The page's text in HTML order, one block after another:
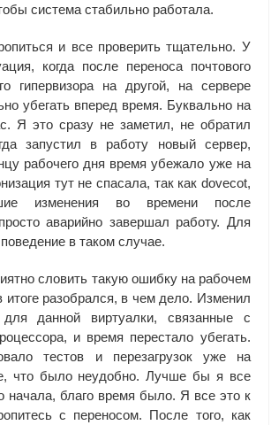
система стабильно работала.
и все проверить тщательно. У
когда после переноса почтового
гипервизора на другой, на сервере
убегать вперед время. Буквально на
Я это сразу не заметил, не обратил
запустил в работу новый сервер,
рабочего дня время убежало уже на
тут не спасала, так как dovecot,
изменения во времени после
аварийно завершал работу. Для
в таком случае.
словить такую ошибку на рабочем
итоге разобрался, в чем дело. Изменил
для данной виртуалки, связанные с
и время перестало убегать.
тестов и перезагрузок уже на
что было неудобно. Лучше бы я все
начала, благо время было. Я все это к
с переносом. После того, как